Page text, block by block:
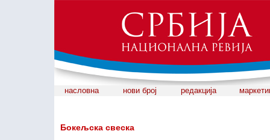
насловна нови број редакција
Бокељска свеска